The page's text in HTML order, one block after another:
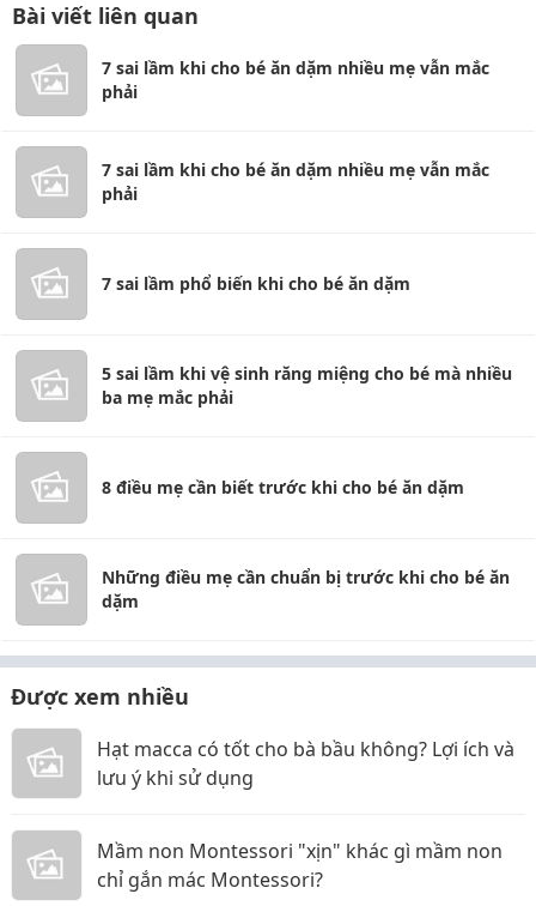
Bài viết liên quan
7 sai lầm khi cho bé ăn dặm nhiều mẹ vẫn mắc
phải
7 sai lầm khi cho bé ăn dặm nhiều mẹ vẫn mắc
phải
7 sai lầm phổ biến khi cho bé ăn dặm
5 sai lầm khi vệ sinh răng miệng cho bé mà nhiều
ba mẹ mắc phải
8 điều mẹ cần biết trước khi cho bé ăn dặm
Những điều mẹ cần chuẩn bị trước khi cho bé ăn
dặm
Được xem nhiều
Hạt macca có tốt cho bà bầu không? Lợi ích và
lưu ý khi sử dụng
Mầm non Montessori "xịn" khác gì mầm non
chỉ gắn mác Montessori?